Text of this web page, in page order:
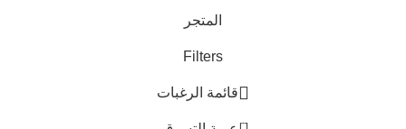
المتجر
Filters
قائمة الرغبات
0